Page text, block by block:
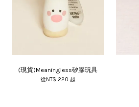
(現貨)Meaningless矽膠玩具
從NT$ 220 起